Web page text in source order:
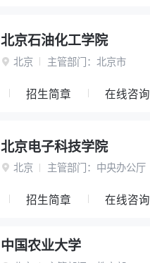
北京石油化工学院
 北京 主管部门： 北京市
招生简章 在线咨询
北京电子科技学院
 北京 主管部门： 中央办公厅
招生简章 在线咨询
中国农业大学